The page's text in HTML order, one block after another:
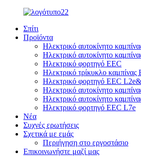
Σπίτι
Προϊόντα
Ηλεκτρικό αυτοκίνητο
Ηλεκτρικό αυτοκίνητο
Ηλεκτρικό φορτηγό EEC
Ηλεκτρικό τρίκυκλο
Ηλεκτρικό φορτηγό EEC
Ηλεκτρικό αυτοκίνητο
Ηλεκτρικό αυτοκίνητο
Ηλεκτρικό φορτηγό EEC L7e
Νέα
Συχνές ερωτήσεις
Σχετικά με εμάς
Περιήγηση στο εργοστάσιο
Επικοινωνήστε μαζί μας